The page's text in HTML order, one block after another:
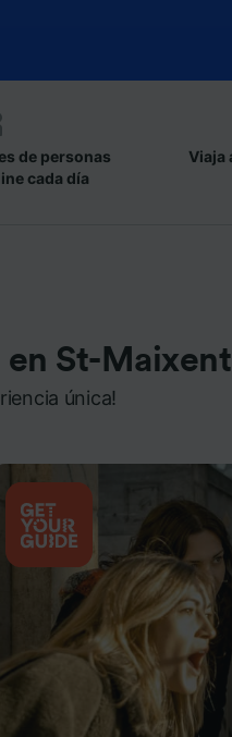
de personas
cada día
Viaja
en St-Maixent
única!